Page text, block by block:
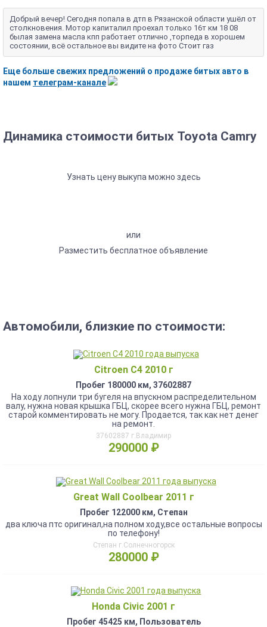
Добрый вечер! Сегодня попала в дтп в Рязанской области ушёл от
столкновения. Мотор капиталил проехал только 16т км 18 08
былая замена масла кпп работает отлично ,торпеда в хорошем
состоянии, всё остальное вы видите на фото Стоит газ
Еще больше свежих предложений о продаже битых авто в
нашем телеграм-канале
Динамика стоимости битых Toyota Camry
Узнать цену выкупа можно здесь
или
Разместить бесплатное объявление
Автомобили, близкие по стоимости:
Citroen C4 2010 г
Пробег 180000 км, 37602887
На ходу лопнули три бугеля на впускном распределительном
валу, нужна новая крышка ГБЦ, скорее всего нужна ГБЦ, ремонт
старой комментировать не могу. Продается, так как нет денег
на ремонт.
37602887 г.Владимир
290000 ₽
Great Wall Coolbear 2011 г
Пробег 122000 км, Степан
два ключа птс оригинал,на полном ходу,все остальные вопросы
по телефону!
Степан г.Солнечногорск
280000 ₽
Honda Civic 2001 г
Пробег 45425 км, Пользователь